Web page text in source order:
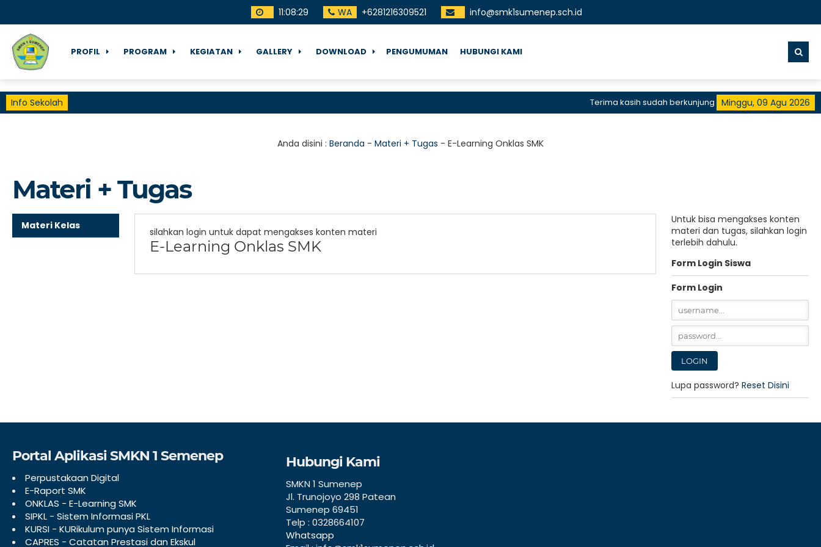
11:08:29 WA +6281216309521 info@smk1sumenep.sch.id
PROFIL PROGRAM KEGIATAN GALLERY DOWNLOAD PENGUMUMAN HUBUNGI KAMI
Info Sekolah Minggu, 09 Agu 2026
Terima kasih sudah berkunjung ke website resmi SMKN 1
Anda disini : Beranda - Materi + Tugas - E-Learning Onklas SMK
Materi + Tugas
Untuk bisa mengakses konten
materi dan tugas, silahkan login
terlebih dahulu.
Form Login Siswa
Form Login
Lupa password? Reset Disini
Materi Kelas
silahkan login untuk dapat mengakses konten materi
E-Learning Onklas SMK
Portal Aplikasi SMKN 1 Semenep
Perpustakaan Digital
E-Raport SMK
ONKLAS - E-Learning SMK
SIPKL - Sistem Informasi PKL
KURSI - KURikulum punya Sistem Informasi
CAPRES - Catatan Prestasi dan Ekskul
Hubungi Kami
SMKN 1 Sumenep
Jl. Trunojoyo 298 Patean
Sumenep 69451
Telp : 0328664107
Whatsapp